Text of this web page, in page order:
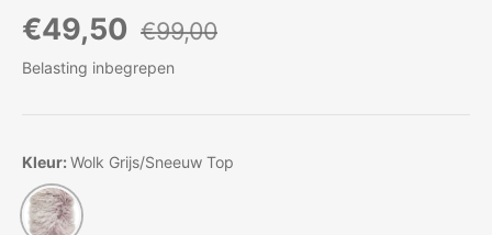
Verkoopprijs
€49,50 Reguliere prijs
€99,00
Belasting inbegrepen
Kleur:Wolk Grijs/Sneeuw Top
Wolk Grijs/Sneeuw Top